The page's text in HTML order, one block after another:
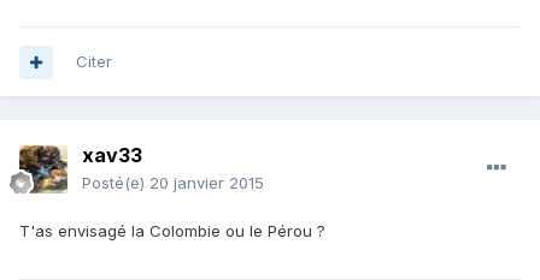
Citer
xav33
Posté(e) 20 janvier 2015
T'as envisagé la Colombie ou le Pérou ?